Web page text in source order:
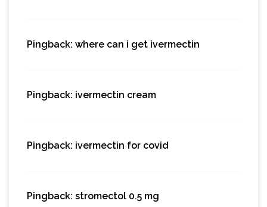
Pingback: where can i get ivermectin
Pingback: ivermectin cream
Pingback: ivermectin for covid
Pingback: stromectol 0.5 mg